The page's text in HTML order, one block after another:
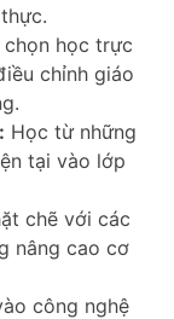
học trực
chỉnh giáo
Học từ những
tại vào lớp
chẽ với các
nâng cao cơ
công nghệ